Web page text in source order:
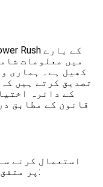
میں معلومات
کھیل ہے۔ ہماری
کے دائرہ
قانون کے مطابق
پر متفق ہیں کہ آپ درج ذیل نہیں کریں گے: